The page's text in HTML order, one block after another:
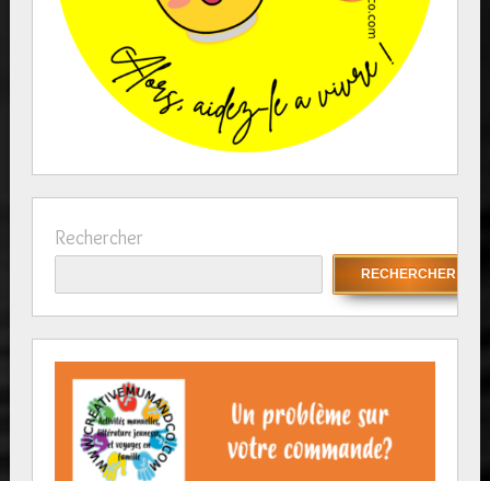
Rechercher
RECHERCHER